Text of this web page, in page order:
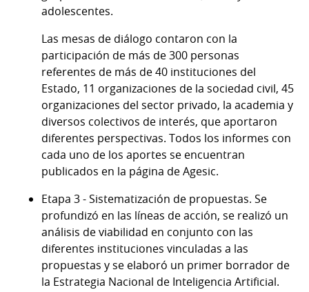
adolescentes.
Las mesas de diálogo contaron con la
participación de más de 300 personas
referentes de más de 40 instituciones del
Estado, 11 organizaciones de la sociedad civil, 45
organizaciones del sector privado, la academia y
diversos colectivos de interés, que aportaron
diferentes perspectivas. Todos los informes con
cada uno de los aportes se encuentran
publicados en la página de Agesic.
Etapa 3 - Sistematización de propuestas. Se
profundizó en las líneas de acción, se realizó un
análisis de viabilidad en conjunto con las
diferentes instituciones vinculadas a las
propuestas y se elaboró un primer borrador de
la Estrategia Nacional de Inteligencia Artificial.